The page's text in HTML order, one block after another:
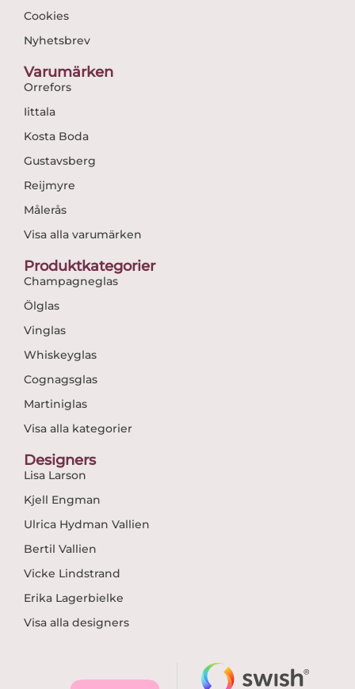
Cookies
Nyhetsbrev
Varumärken
Orrefors
Iittala
Kosta Boda
Gustavsberg
Reijmyre
Målerås
Visa alla varumärken
Produktkategorier
Champagneglas
Ölglas
Vinglas
Whiskeyglas
Cognagsglas
Martiniglas
Visa alla kategorier
Designers
Lisa Larson
Kjell Engman
Ulrica Hydman Vallien
Bertil Vallien
Vicke Lindstrand
Erika Lagerbielke
Visa alla designers